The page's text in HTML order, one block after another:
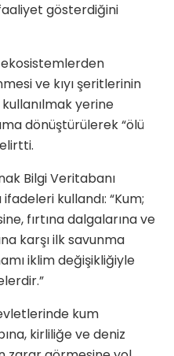
gösterdiğini
ekosistemlerden
ve kıyı şeritlerinin
yerine
dönüştürülerek “ölü
Bilgi Veritabanı
kullandı: “Kum;
fırtına dalgalarına ve
karşı ilk savunma
iklim değişikliğiyle
kum
kirliliğe ve deniz